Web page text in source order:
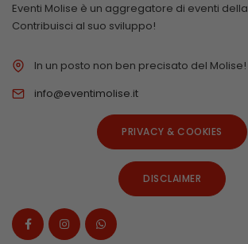
Eventi Molise è un aggregatore di eventi
Contribuisci al suo sviluppo!
In un posto non ben precisato del Molise!
info@eventimolise.it
PRIVACY & COOKIES
DISCLAIMER